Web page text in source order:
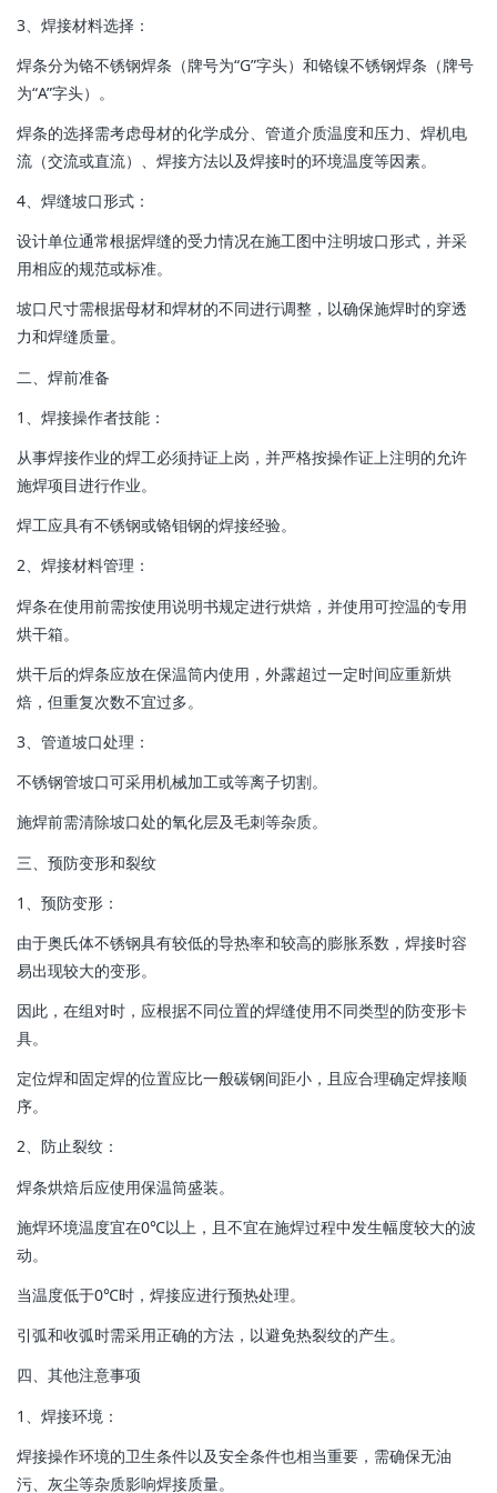
‌3、焊接材料选择‌：
焊条分为铬不锈钢焊条（牌号为“G”字头）和铬镍不锈钢焊条（牌号
为“A”字头）。
焊条的选择需考虑母材的化学成分、管道介质温度和压力、焊机电
流（交流或直流）、焊接方法以及焊接时的环境温度等因素。
‌4、焊缝坡口形式‌：
设计单位通常根据焊缝的受力情况在施工图中注明坡口形式，并采
用相应的规范或标准。
坡口尺寸需根据母材和焊材的不同进行调整，以确保施焊时的穿透
力和焊缝质量。
二、焊前准备
1‌、焊接操作者技能‌：
从事焊接作业的焊工必须持证上岗，并严格按操作证上注明的允许
施焊项目进行作业。
焊工应具有不锈钢或铬钼钢的焊接经验。
‌2、焊接材料管理‌：
焊条在使用前需按使用说明书规定进行烘焙，并使用可控温的专用
烘干箱。
烘干后的焊条应放在保温筒内使用，外露超过一定时间应重新烘
焙，但重复次数不宜过多。
‌3、管道坡口处理‌：
不锈钢管坡口可采用机械加工或等离子切割。
施焊前需清除坡口处的氧化层及毛刺等杂质。
三、预防变形和裂纹
1‌、预防变形‌：
由于奥氏体不锈钢具有较低的导热率和较高的膨胀系数，焊接时容
易出现较大的变形。
因此，在组对时，应根据不同位置的焊缝使用不同类型的防变形卡
具。
定位焊和固定焊的位置应比一般碳钢间距小，且应合理确定焊接顺
序。
‌2、防止裂纹‌：
焊条烘焙后应使用保温筒盛装。
施焊环境温度宜在0℃以上，且不宜在施焊过程中发生幅度较大的波
动。
当温度低于0℃时，焊接应进行预热处理。
引弧和收弧时需采用正确的方法，以避免热裂纹的产生。
四、其他注意事项
‌1、焊接环境‌：
焊接操作环境的卫生条件以及安全条件也相当重要，需确保无油
污、灰尘等杂质影响焊接质量。